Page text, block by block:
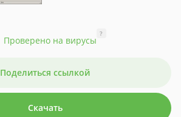
Проверено на вирусы
?
Поделиться ссылкой
Скачать